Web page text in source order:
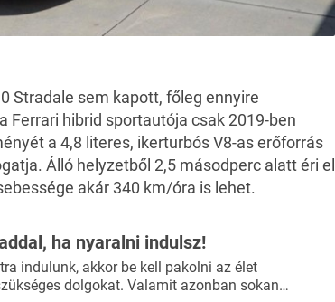
Stradale sem kapott, főleg ennyire
Ferrari hibrid sportautója csak 2019-ben
a 4,8 literes, ikerturbós V8-as erőforrás
Álló helyzetből 2,5 másodperc alatt éri el
akár 340 km/óra is lehet.
ha nyaralni indulsz!
indulunk, akkor be kell pakolni az élet
dolgokat. Valamit azonban sokan…